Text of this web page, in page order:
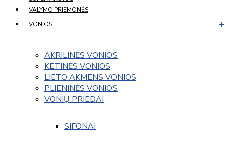
VALYMO PRIEMONĖS
VONIOS
AKRILINĖS VONIOS
KETINĖS VONIOS
LIETO AKMENS VONIOS
PLIENINĖS VONIOS
VONIŲ PRIEDAI
SIFONAI